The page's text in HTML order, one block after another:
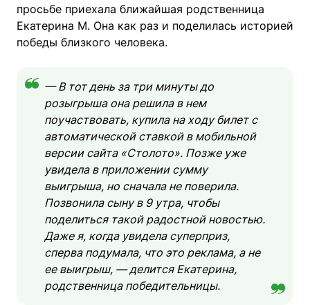
просьбе приехала ближайшая родственница
Екатерина М. Она как раз и поделилась историей
победы близкого человека.
— В тот день за три минуты до
розыгрыша она решила в нем
поучаствовать, купила на ходу билет с
автоматической ставкой в мобильной
версии сайта «Столото». Позже уже
увидела в приложении сумму
выигрыша, но сначала не поверила.
Позвонила сыну в 9 утра, чтобы
поделиться такой радостной новостью.
Даже я, когда увидела суперприз,
сперва подумала, что это реклама, а не
ее выигрыш, — делится Екатерина,
родственница победительницы.